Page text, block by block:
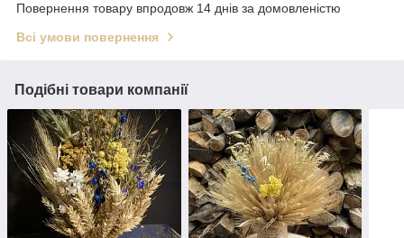
Повернення товару впродовж 14 днів за домовленістю
Всі умови повернення
Подібні товари компанії